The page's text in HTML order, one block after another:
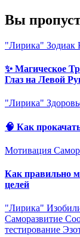
Вы
"Лирика" Зодиак
✨ Магическое
Глаз на Левой
"Лирика"
🧠 Как
Мотивация
Как правильно
целей
"Лирика"
Саморазвитие
тестирование